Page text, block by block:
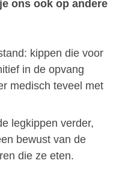
ons ook op andere
kippen die voor
in de opvang
medisch teveel met
legkippen verder,
bewust van de
die ze eten.